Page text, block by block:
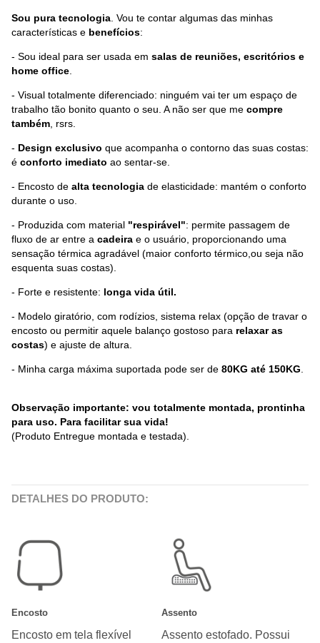
Sou pura tecnologia . Vou te contar algumas das minhas
características e benefícios:
- Sou ideal para ser usada em salas de reuniões, escritórios e
home office
- Visual totalmente diferenciado: ninguém vai ter um espaço de
trabalho tão bonito quanto o seu. A não ser que me compre
também , rsrs.
- Design exclusivo que acompanha o contorno das suas costas:
é conforto imediato ao sentar-se.
- Encosto de alta tecnologia de elasticidade: mantém o conforto
durante o uso.
- Produzida com material "respirável": permite passagem de
fluxo de ar entre a cadeira e o usuário, proporcionando uma
sensação térmica agradável (maior conforto térmico,ou seja não
esquenta suas costas).
- Forte e resistente: longa vida útil.
- Modelo giratório, com rodízios, sistema relax (opção de travar o
encosto ou permitir aquele balanço gostoso para relaxar as
costas) e ajuste de altura.
- Minha carga máxima suportada pode ser de 80KG até 150KG
Observação importante: vou totalmente montada, prontinha
para uso. Para facilitar sua vida!
(Produto Entregue montada e testada).
DETALHES DO PRODUTO:
Encosto
Encosto em tela flexível
Assento
Assento estofado. Possui